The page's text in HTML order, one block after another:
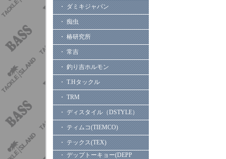
・ ダミキジャパン
・ 痴虫
・ 椿研究所
・ 常吉
・ 釣り吉ホルモン
・ T.Hタックル
・ TRM
・ ディスタイル（DSTYLE）
・ ティムコ(TIEMCO)
・ テックス(TEX)
・ デップトーキョー(DEPP